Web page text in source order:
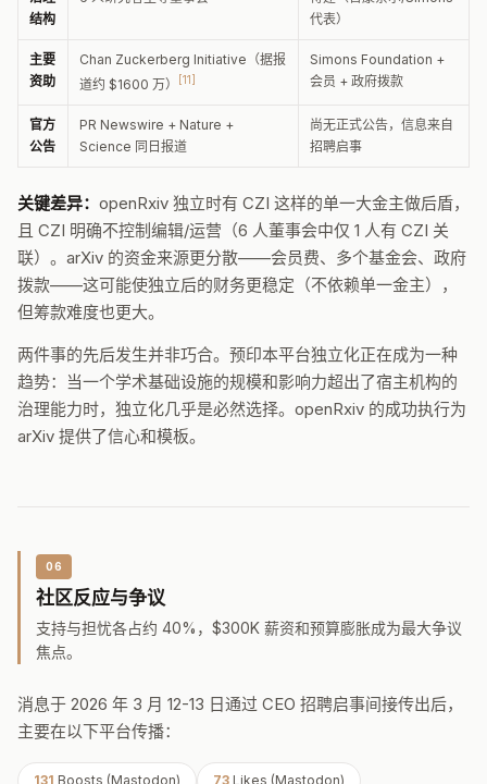
结构
代表）
主要
资助
Chan Zuckerberg Initiative（据报
道约 $1600 万）
[11]
Simons Foundation +
会员 + 政府拨款
官方
公告
PR Newswire + Nature +
Science 同日报道
尚无正式公告，信息来自
招聘启事
关键差异： openRxiv 独立时有 CZI 这样的单一大金主做后盾，
且 CZI 明确不控制编辑/运营（6 人董事会中仅 1 人有 CZI 关
联）。arXiv 的资金来源更分散——会员费、多个基金会、政府
拨款——这可能使独立后的财务更稳定（不依赖单一金主），
但筹款难度也更大。
两件事的先后发生并非巧合。预印本平台独立化正在成为一种
趋势：当一个学术基础设施的规模和影响力超出了宿主机构的
治理能力时，独立化几乎是必然选择。openRxiv 的成功执行为
arXiv 提供了信心和模板。
06
社区反应与争议
支持与担忧各占约 40%，$300K 薪资和预算膨胀成为最大争议
焦点。
消息于 2026 年 3 月 12-13 日通过 CEO 招聘启事间接传出后，
主要在以下平台传播：
131 Boosts (Mastodon) 73 Likes (Mastodon)